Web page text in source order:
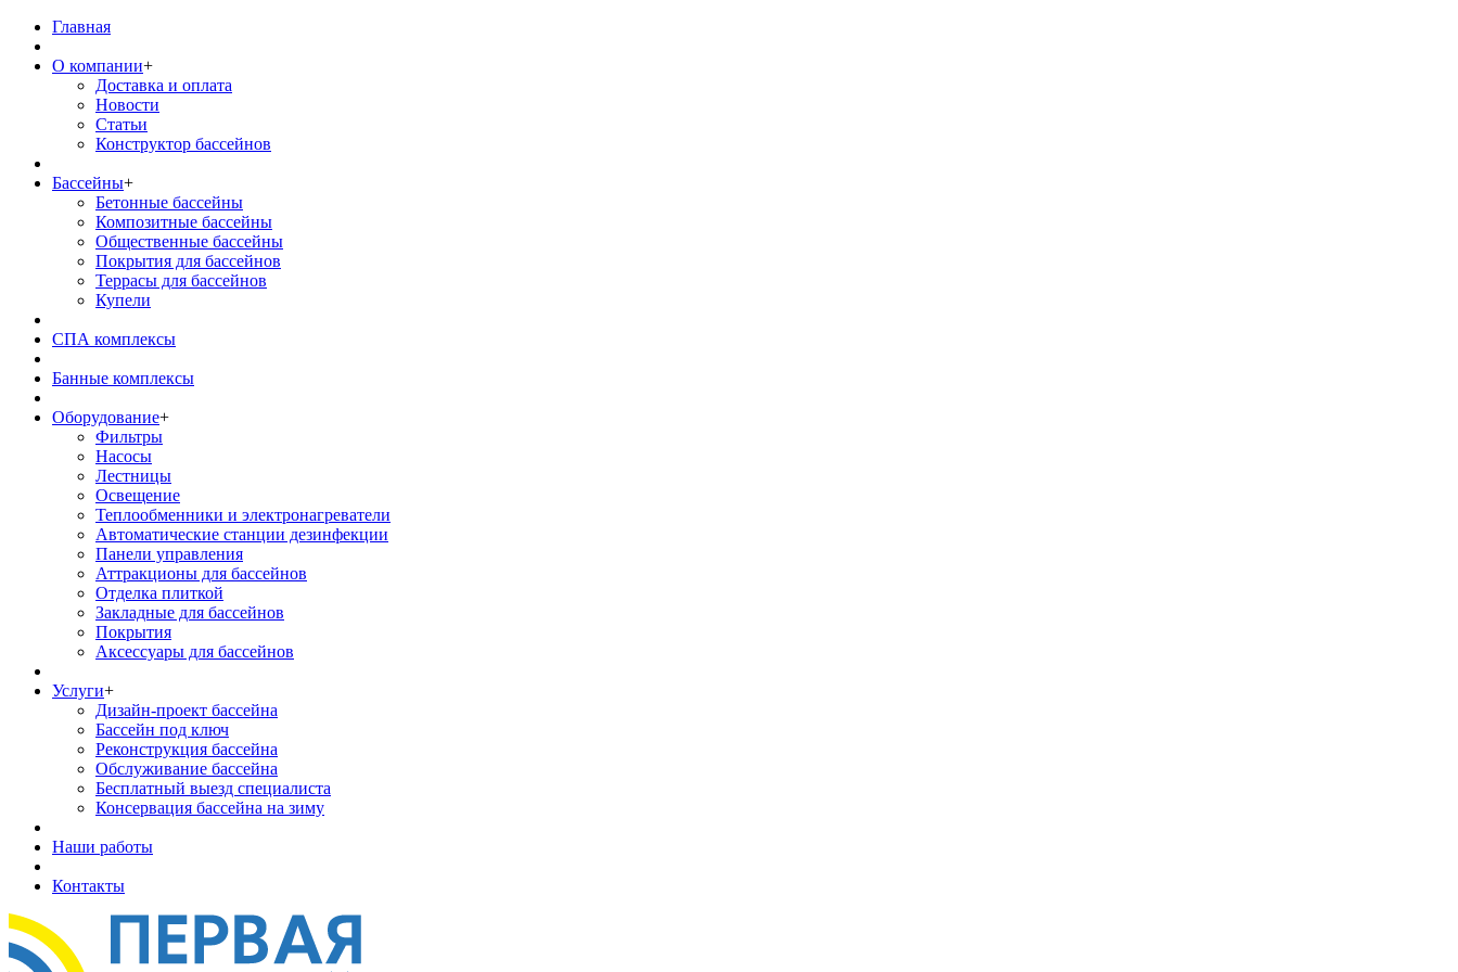
Главная
О компании+
Доставка и оплата
Новости
Статьи
Конструктор бассейнов
Бассейны+
Бетонные бассейны
Композитные бассейны
Общественные бассейны
Покрытия для бассейнов
Террасы для бассейнов
Купели
СПА комплексы
Банные комплексы
Оборудование+
Фильтры
Насосы
Лестницы
Освещение
Теплообменники и электронагреватели
Автоматические станции дезинфекции
Панели управления
Аттракционы для бассейнов
Отделка плиткой
Закладные для бассейнов
Покрытия
Аксессуары для бассейнов
Услуги+
Дизайн-проект бассейна
Бассейн под ключ
Реконструкция бассейна
Обслуживание бассейна
Бесплатный выезд специалиста
Консервация бассейна на зиму
Наши работы
Контакты